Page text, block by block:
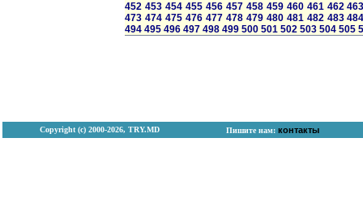
452 453 454 455 456 457 458 459 460 461 462
473 474 475 476 477 478 479 480 481 482 483
494 495 496 497 498 499 500 501 502 503 504 505
Copyright (с) 2000-2026, TRY.MD Пишите нам: контакты